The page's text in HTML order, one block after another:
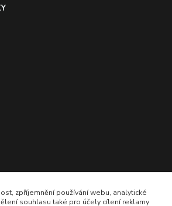
zpříjemnění používání webu, analytické
souhlasu také pro účely cílení reklamy